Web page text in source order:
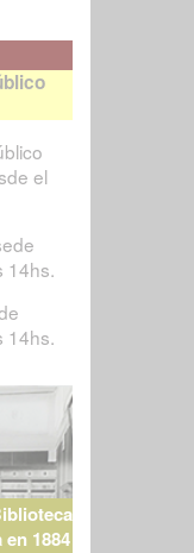
el
14hs.
14hs.
1884